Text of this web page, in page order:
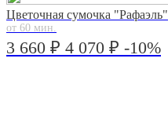
Цветочная сумочка "Рафаэль"
от 60 мин.
3 660 ₽ 4 070 ₽ -10%